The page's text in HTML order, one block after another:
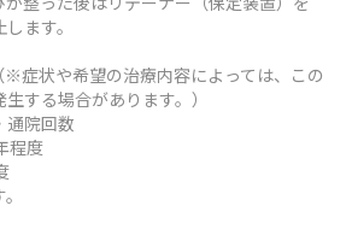
ます。
症状や希望の治療内容によっては、この
する場合があります。）
通院回数
程度